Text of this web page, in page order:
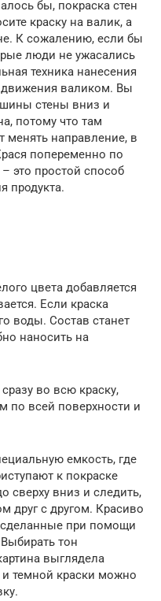
бы, покраска стен
краску на валик, а
К сожалению, если бы
люди не ужасались
техника нанесения
движения валиком. Вы
стены вниз и
потому что там
менять направление, в
попеременно по
это простой способ
продукта.
цвета добавляется
Если краска
воды. Состав станет
наносить на
во всю краску,
по всей поверхности и
емкость, где
к покраске
сверху вниз и следить,
друг с другом. Красиво
сделанные при помощи
тон
выглядела
темной краски можно